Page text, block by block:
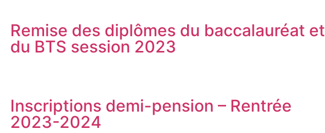
Remise des diplômes du baccalauréat et
du BTS session 2023
Inscriptions demi-pension – Rentrée
2023-2024